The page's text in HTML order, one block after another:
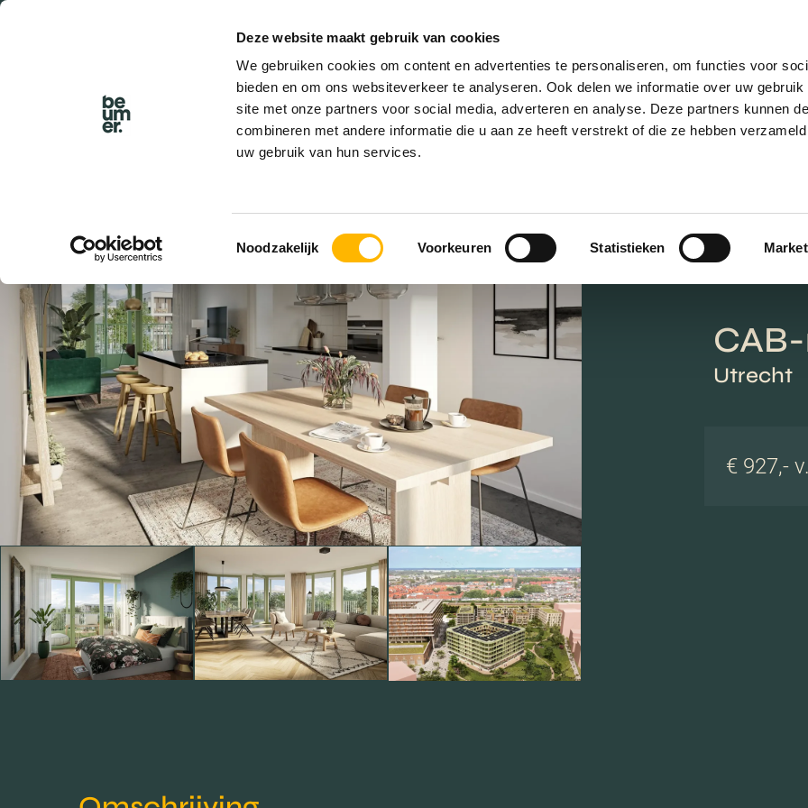
Deze website maakt gebruik van cookies
We gebruiken cookies om content en advertenties te personaliseren, om functies voor
bieden en om ons websiteverkeer te analyseren. Ook delen we informatie over uw gebruik
site met onze partners voor social media, adverteren en analyse. Deze partners kunnen
combineren met andere informatie die u aan ze heeft verstrekt of die ze hebben
uw gebruik van hun services.
Toestemmingsselectie
Noodzakelijk Voorkeuren Statistieken
Utrecht
€ 927,-